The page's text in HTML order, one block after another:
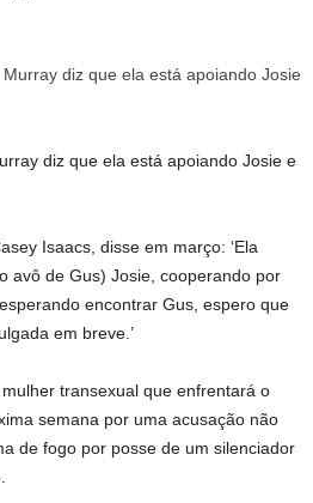
diz que ela está apoiando Josie e
Isaacs, disse em março: ‘Ela
avô de Gus) Josie, cooperando por
encontrar Gus, espero que
em breve.’
transexual que enfrentará o
semana por uma acusação não
de fogo por posse de um silenciador